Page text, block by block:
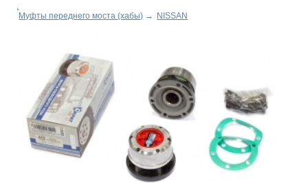
Муфты переднего моста (хабы) → NISSAN